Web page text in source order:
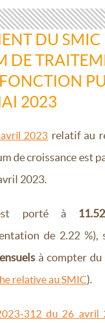
DU SMIC
DE
2023
2023 relatif au
de croissance est
2023.
porté à
de 2.22 %),
à compter
relative au SMIC).
312 du 26 avril